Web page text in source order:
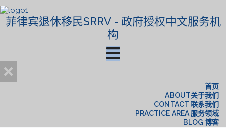
菲律宾退休移民SRRV - 政府授权中文服务机
构
首页
ABOUT关于我们
CONTACT 联系我们
PRACTICE AREA 服务领域
BLOG 博客